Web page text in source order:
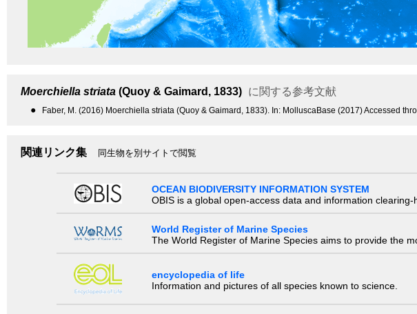
Moerchiella striata (Quoy & Gaimard, 1833) に関する参考文献
● Faber, M. (2016) Moerchiella striata (Quoy & Gaimard, 1833). In: MolluscaBase (2017) Accessed
関連リンク集 同生物を別サイトで閲覧
OCEAN BIODIVERSITY INFORMATION SYSTEM
OBIS is a global open-access data and information
World Register of Marine Species
The World Register of Marine Species aims to provide the
encyclopedia of life
Information and pictures of all species known to science.